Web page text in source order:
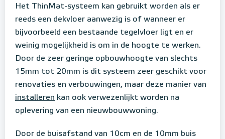
Het ThinMat-systeem kan gebruikt worden als er
reeds een dekvloer aanwezig is of wanneer er
bijvoorbeeld een bestaande tegelvloer ligt en er
weinig mogelijkheid is om in de hoogte te werken.
Door de zeer geringe opbouwhoogte van slechts
15mm tot 20mm is dit systeem zeer geschikt voor
renovaties en verbouwingen, maar deze manier van
installeren kan ook verwezenlijkt worden na
oplevering van een nieuwbouwwoning.
Door de buisafstand van 10cm en de 10mm buis